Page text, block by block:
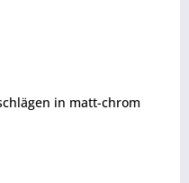
in matt-chrom